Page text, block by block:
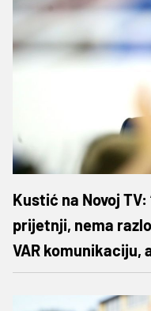
Kustić na Novoj
prijetnji, nema
VAR komunikaciju,